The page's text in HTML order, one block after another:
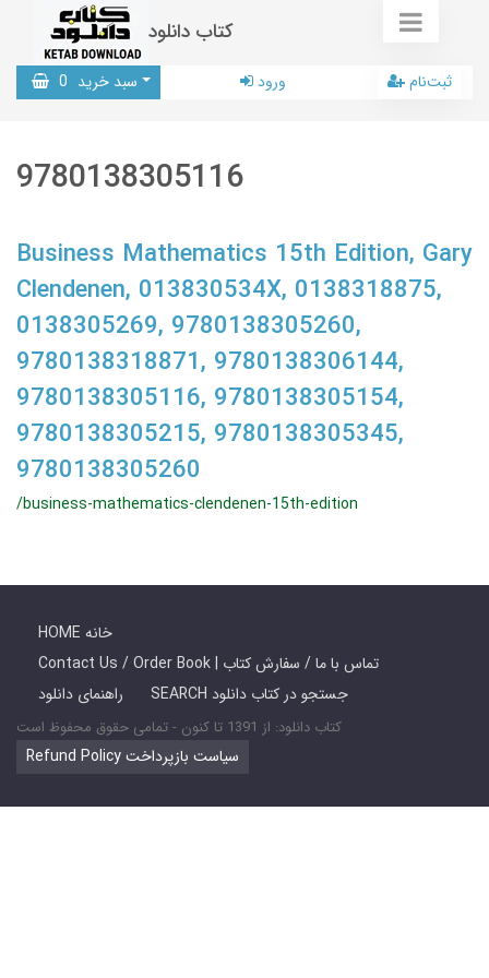
کتاب دانلود
سبد خرید 0 ورود ثبت‌نام
9780138305116
Business Mathematics 15th Edition, Gary
Clendenen, 013830534X, 0138318875,
0138305269, 9780138305260,
9780138318871, 9780138306144,
9780138305116, 9780138305154,
9780138305215, 9780138305345,
9780138305260
/business-mathematics-clendenen-15th-edition
HOME خانه
Contact Us / Order Book | تماس با ما / سفارش کتاب
راهنمای دانلود
SEARCH جستجو در کتاب دانلود
کتاب دانلود: از 1391 تا کنون - تمامی حقوق محفوظ است
Refund Policy سیاست بازپرداخت